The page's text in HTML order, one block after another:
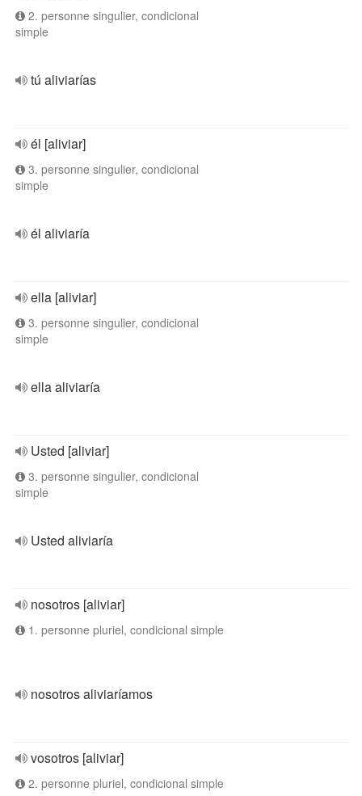
2. personne singulier, condicional
simple
tú aliviarías
él [aliviar]
3. personne singulier, condicional
simple
él aliviaría
ella [aliviar]
3. personne singulier, condicional
simple
ella aliviaría
Usted [aliviar]
3. personne singulier, condicional
simple
Usted aliviaría
nosotros [aliviar]
1. personne pluriel, condicional simple
nosotros aliviaríamos
vosotros [aliviar]
2. personne pluriel, condicional simple